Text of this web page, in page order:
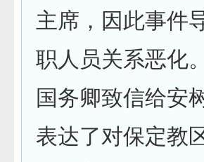
主席，因此事件
职人员关系恶化
国务卿致信给安
表达了对保定教